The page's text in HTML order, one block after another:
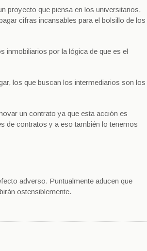
proyecto que piensa en los universitarios,
cifras incansables para el bolsillo de los
inmobiliarios por la lógica de que es el
los que buscan los intermediarios son los
un contrato ya que esta acción es
de contratos y a eso también lo tenemos
adverso. Puntualmente aducen que
ostensiblemente.